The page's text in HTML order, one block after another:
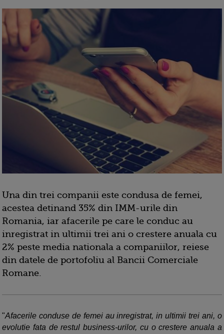
Una din trei companii este condusa de femei,
acestea detinand 35% din IMM-urile din
Romania, iar afacerile pe care le conduc au
inregistrat in ultimii trei ani o crestere anuala cu
2% peste media nationala a companiilor, reiese
din datele de portofoliu al Bancii Comerciale
Romane.
"Afacerile conduse de femei au inregistrat, in ultimii trei ani, o
evolutie fata de restul business-urilor, cu o crestere anuala a